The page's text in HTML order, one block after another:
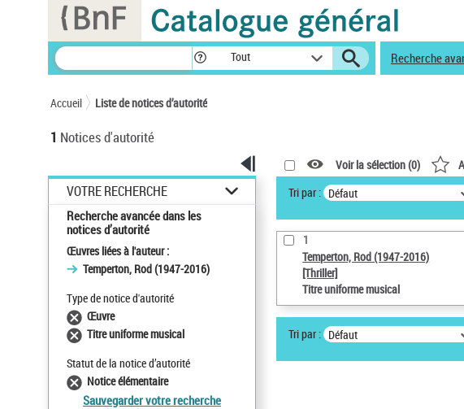
Tout Recherche
Accueil Liste de notices d’autorité
1 Notices d'autorité
VOTRE RECHERCHE
Recherche avancée dans les
notices d’autorité
Œuvres liées à l'auteur :
Temperton, Rod (1947-2016)
Type de notice d'autorité
Œuvre
Titre uniforme musical
Statut de la notice d’autorité
Notice élémentaire
Sauvegarder votre recherche
Voir la sélection (0)
Tri par : Défaut
1
Temperton, Rod (1947-2016)
[Thriller]
Titre uniforme musical
Tri par : Défaut
Panneau de gestion des cookies